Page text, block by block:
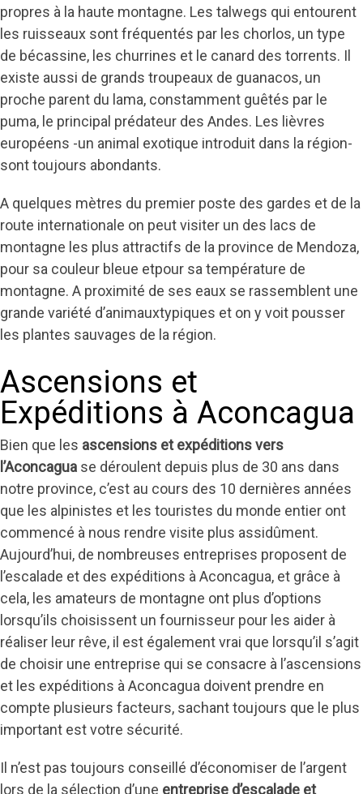
propres à la haute montagne. Les talwegs qui entourent
les ruisseaux sont fréquentés par les chorlos, un type
de bécassine, les churrines et le canard des torrents. Il
existe aussi de grands troupeaux de guanacos, un
proche parent du lama, constamment guêtés par le
puma, le principal prédateur des Andes. Les lièvres
européens -un animal exotique introduit dans la région-
sont toujours abondants.
A quelques mètres du premier poste des gardes et de la
route internationale on peut visiter un des lacs de
montagne les plus attractifs de la province de Mendoza,
pour sa couleur bleue etpour sa température de
montagne. A proximité de ses eaux se rassemblent une
grande variété d’animauxtypiques et on y voit pousser
les plantes sauvages de la région.
Ascensions et
Expéditions à Aconcagua
Bien que les ascensions et expéditions vers
l’Aconcagua se déroulent depuis plus de 30 ans dans
notre province, c’est au cours des 10 dernières années
que les alpinistes et les touristes du monde entier ont
commencé à nous rendre visite plus assidûment.
Aujourd’hui, de nombreuses entreprises proposent de
l’escalade et des expéditions à Aconcagua, et grâce à
cela, les amateurs de montagne ont plus d’options
lorsqu’ils choisissent un fournisseur pour les aider à
réaliser leur rêve, il est également vrai que lorsqu’il s’agit
de choisir une entreprise qui se consacre à l’ascensions
et les expéditions à Aconcagua doivent prendre en
compte plusieurs facteurs, sachant toujours que le plus
important est votre sécurité.
Il n’est pas toujours conseillé d’économiser de l’argent
lors de la sélection d’une entreprise d’escalade et